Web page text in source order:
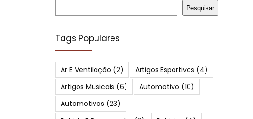
Pesquisar
Tags Populares
Ar E Ventilação (2) Artigos Esportivos (4)
Artigos Musicais (6) Automotivo (10)
Automotivos (23)